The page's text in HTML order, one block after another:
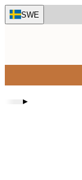
Skip
to
SWE
▸